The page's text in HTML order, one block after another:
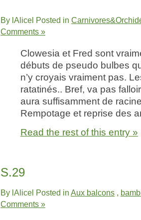
By lAlicel Posted in
Comments »
Clowesia et Fred sont
débuts de pseudo bulbes
n’y croyais vraiment pas.
ratatinés.. Bref, va pas
aura suffisamment de
Rempotage et reprise des
Read the rest of this entry »
S.29
By lAlicel Posted in Aux balcons ,
Comments »